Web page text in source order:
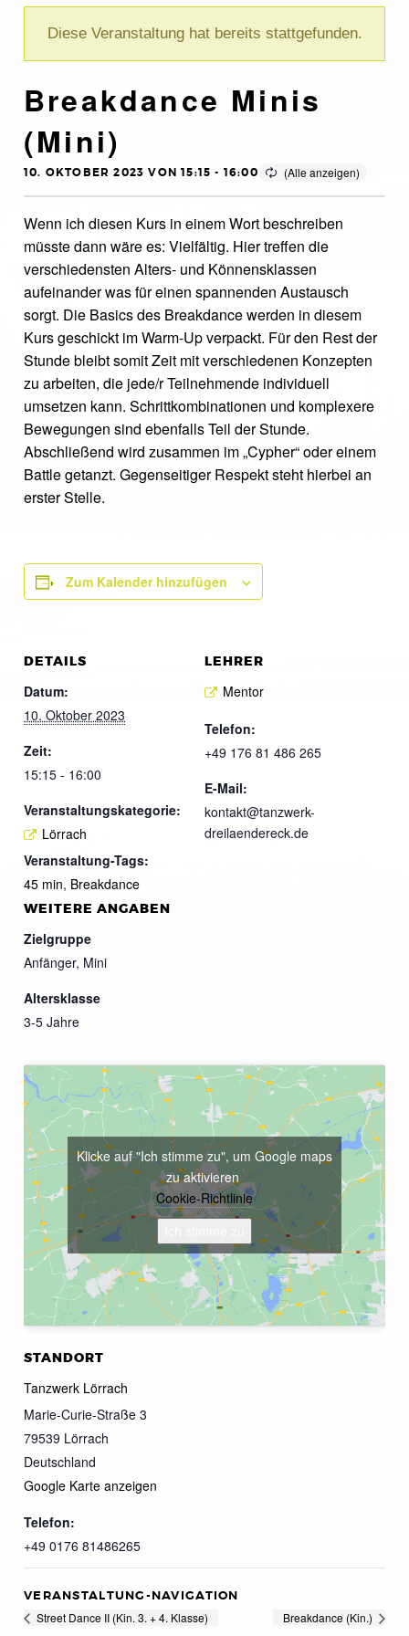
Diese Veranstaltung hat bereits stattgefunden.
Breakdance Minis
(Mini)
10. OKTOBER 2023 VON 15:15 - 16:00
Wenn ich diesen Kurs in einem Wort beschreiben
müsste dann wäre es: Vielfältig. Hier treffen die
verschiedensten Alters- und Könnensklassen
aufeinander was für einen spannenden Austausch
sorgt. Die Basics des Breakdance werden in diesem
Kurs geschickt im Warm-Up verpackt. Für den Rest der
Stunde bleibt somit Zeit mit verschiedenen Konzepten
zu arbeiten, die jede/r Teilnehmende individuell
umsetzen kann. Schrittkombinationen und komplexere
Bewegungen sind ebenfalls Teil der Stunde.
Abschließend wird zusammen im „Cypher“ oder einem
Battle getanzt. Gegenseitiger Respekt steht hierbei an
erster Stelle.
Zum Kalender hinzufügen
DETAILS
Datum:
10. Oktober 2023
Zeit:
15:15 - 16:00
Veranstaltungskategorie:
Lörrach
Veranstaltung-Tags:
45 min, Breakdance
LEHRER
Mentor
Telefon:
+49 176 81 486 265
E-Mail:
kontakt@tanzwerk-
dreilaendereck.de
WEITERE ANGABEN
Zielgruppe
Anfänger, Mini
Altersklasse
3-5 Jahre
STANDORT
Tanzwerk Lörrach
Marie-Curie-Straße 3
79539 Lörrach
Deutschland
Google Karte anzeigen
Telefon:
+49 0176 81486265
Klicke auf "Ich stimme zu", um Google maps
zu aktivieren
Cookie-Richtlinie
VERANSTALTUNG-NAVIGATION
Street Dance II (Kin. 3. + 4. Klasse) Breakdance (Kin.)